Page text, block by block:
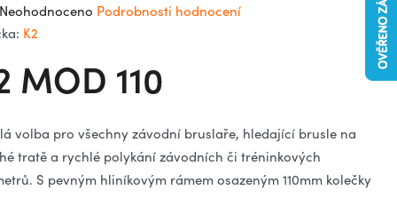
MOD 110
Neohodnoceno Podrobnosti hodnocení
K2
volba pro všechny závodní bruslaře, hledající brusle na
tratě a rychlé polykání závodních či tréninkových
S pevným hliníkovým rámem osazeným 110mm kolečky